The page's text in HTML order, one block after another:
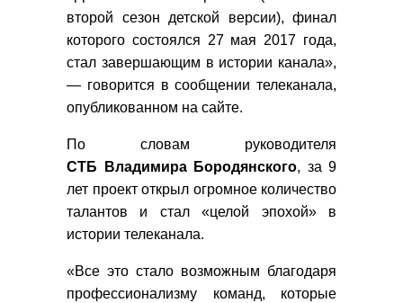
второй сезон детской версии), финал
которого состоялся 27 мая 2017 года,
стал завершающим в истории канала»,
— говорится в сообщении телеканала,
опубликованном на сайте.
По словам руководителя
СТБ
Владимира Бородянского, за 9
лет проект открыл огромное количество
талантов и стал «целой эпохой» в
истории телеканала.
«Все это стало возможным благодаря
профессионализму команд, которые